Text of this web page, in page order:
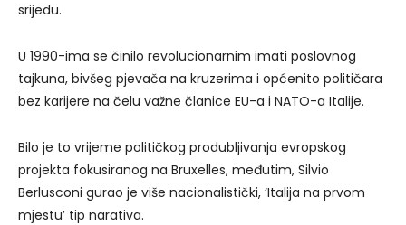
srijedu.
U 1990-ima se činilo revolucionarnim imati poslovnog
tajkuna, bivšeg pjevača na kruzerima i općenito političara
bez karijere na čelu važne članice EU-a i NATO-a Italije.
Bilo je to vrijeme političkog produbljivanja evropskog
projekta fokusiranog na Bruxelles, međutim, Silvio
Berlusconi gurao je više nacionalistički, ‘Italija na prvom
mjestu’ tip narativa.